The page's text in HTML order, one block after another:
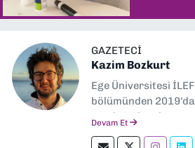
GAZETECI
Kazim Bozkurt
Ege Üniversitesi
bölümünden
yerel ve ulusal
Devam Et